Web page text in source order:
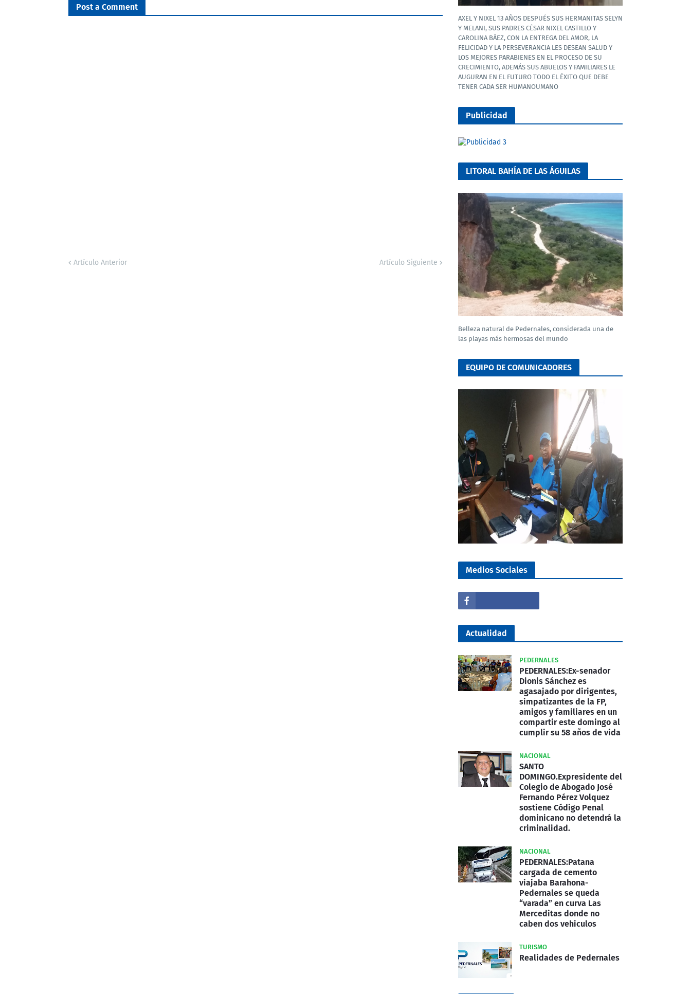
Post a Comment
Artículo Anterior Artículo Siguiente
AXEL Y NIXEL 13 AÑOS DESPUÉS SUS HERMANITAS SELYN
Y MELANI, SUS PADRES CÉSAR NIXEL CASTILLO Y
CAROLINA BÁEZ, CON LA ENTREGA DEL AMOR, LA
FELICIDAD Y LA PERSEVERANCIA LES DESEAN SALUD Y
LOS MEJORES PARABIENES EN EL PROCESO DE SU
CRECIMIENTO, ADEMÁS SUS ABUELOS Y FAMILIARES LE
AUGURAN EN EL FUTURO TODO EL ÉXITO QUE DEBE
TENER CADA SER HUMANOUMANO
Publicidad
LITORAL BAHÍA DE LAS ÁGUILAS
Belleza natural de Pedernales, considerada una de
las playas más hermosas del mundo
EQUIPO DE COMUNICADORES
Medios Sociales
Actualidad
PEDERNALES
PEDERNALES:Ex-senador
Dionis Sánchez es
agasajado por dirigentes,
simpatizantes de la FP,
amigos y familiares en un
compartir este domingo al
cumplir su 58 años de vida
NACIONAL
SANTO
DOMINGO.Expresidente del
Colegio de Abogado José
Fernando Pérez Volquez
sostiene Código Penal
dominicano no detendrá la
criminalidad.
NACIONAL
PEDERNALES:Patana
cargada de cemento
viajaba Barahona-
Pedernales se queda
“varada” en curva Las
Merceditas donde no
caben dos vehiculos
TURISMO
Realidades de Pedernales